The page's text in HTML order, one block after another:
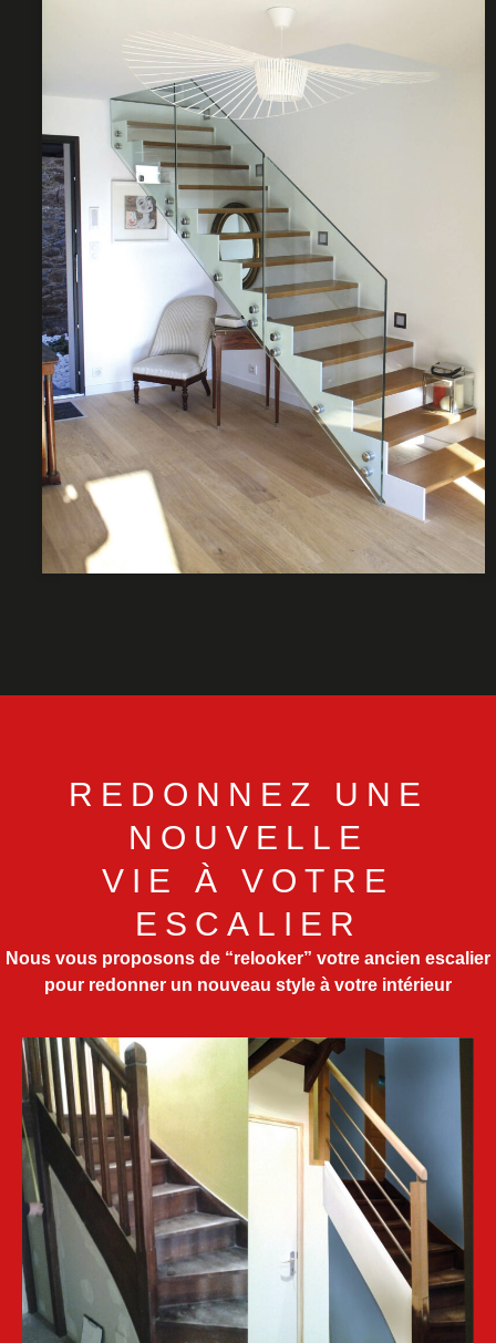
REDONNEZ UNE
NOUVELLE
VIE À VOTRE
ESCALIER
Nous vous proposons de “relooker” votre ancien escalier
pour redonner un nouveau style à votre intérieur